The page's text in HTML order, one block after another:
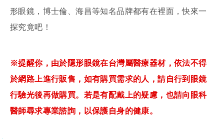
形眼鏡，博士倫、海昌等知名品牌都有在裡面，快來一
探究竟吧！
※提醒你，由於隱形眼鏡在台灣屬醫療器材，依法不得
於網路上進行販售，如有購買需求的人，請自行到眼鏡
行驗光後再做購買。若是有配戴上的疑慮，也請向眼科
醫師尋求專業諮詢，以保護自身的健康。